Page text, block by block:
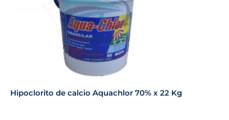
Hipoclorito de calcio Aquachlor 70% x 22 Kg